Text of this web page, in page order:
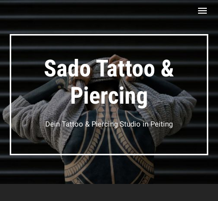
Sado Tattoo &
Piercing
Dein Tattoo & Piercing Studio in Peiting